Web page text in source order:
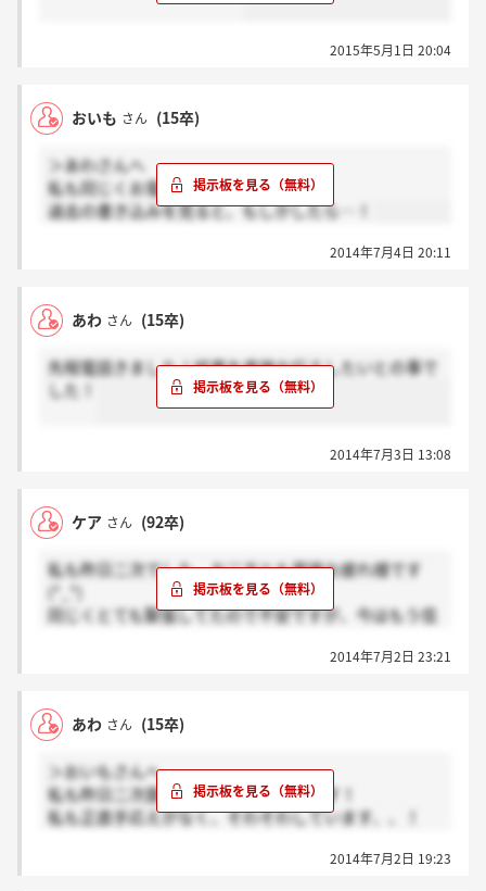
2015年5月1日 20:04
おいも さん (15卒)
＞あわさんへ
私も同じくお電話頂きました。
過去の書き込みを見ると、もしかしたら…！
2014年7月4日 20:11
あわ さん (15卒)
先程電話きました！結果を直接お伝えしたいとの事で
した！
2014年7月3日 13:08
ケア さん (92卒)
私も昨日二次でした。お二方とも面接お疲れ様です
(*_*)
同じくとても緊張してたので不安ですが、今はもう信
2014年7月2日 23:21
あわ さん (15卒)
＞おいもさんへ
私も昨日二次面接でした、お疲れ様です！
私も正直手応えがなく、そわそわしています、、！
2014年7月2日 19:23